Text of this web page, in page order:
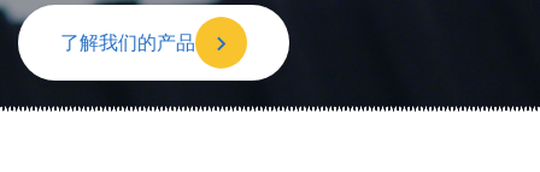
了解我们的产品